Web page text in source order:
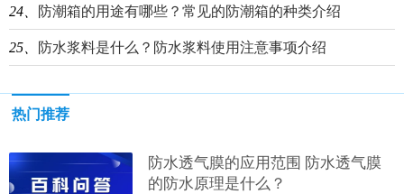
24、 防潮箱的用途有哪些？常见的防潮箱的种类介绍
25、 防水浆料是什么？防水浆料使用注意事项介绍
热门推荐
防水透气膜的应用范围 防水透气膜
的防水原理是什么？